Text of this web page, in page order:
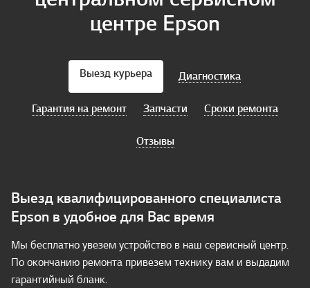
центре Epson
Выезд курьера Диагностика
Гарантия на ремонт Запчасти Сроки ремонта
Отзывы
Выезд квалифицированного специалиста
Epson в удобное для Вас время
Мы бесплатно увезем устройство в наш сервисный центр.
По окончанию ремонта привезем технику вам и выдадим
гарантийный бланк.